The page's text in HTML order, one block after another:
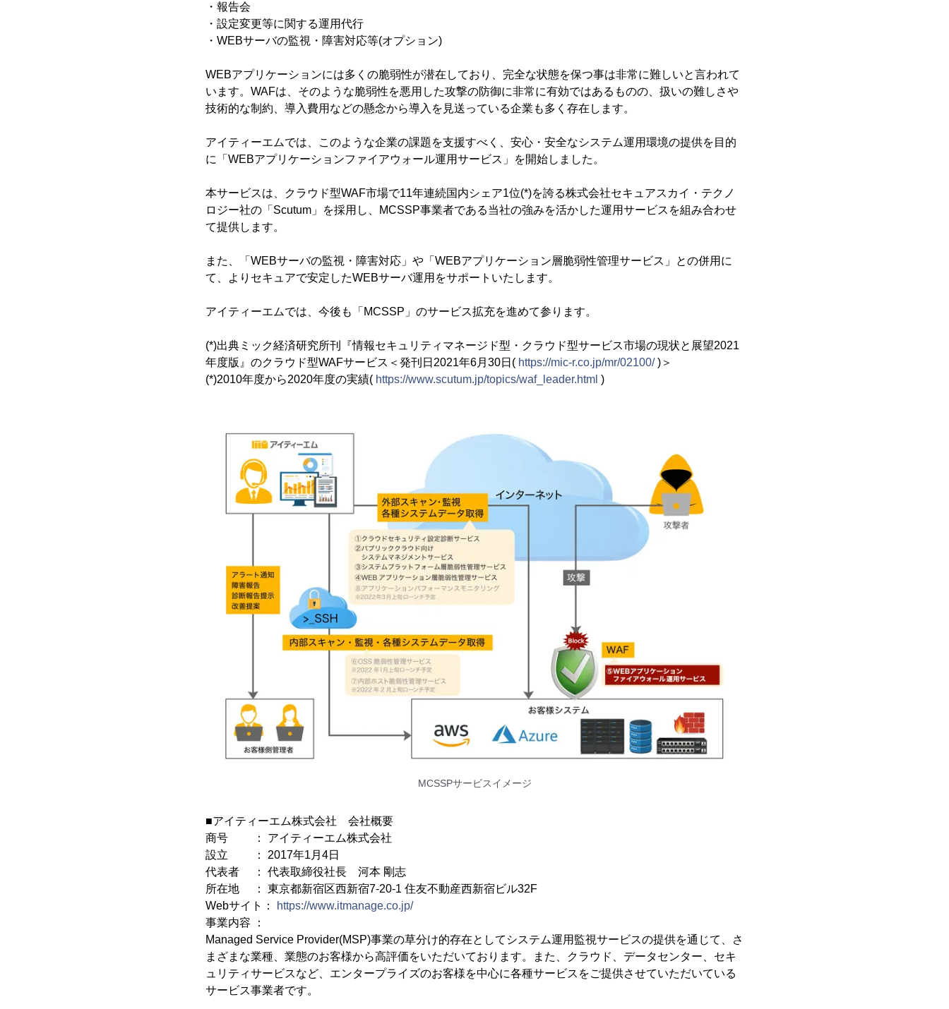
・報告会
・設定変更等に関する運用代行
・WEBサーバの監視・障害対応等(オプション)
WEBアプリケーションには多くの脆弱性が潜在しており、完全な状態を保つ事は非常に難しいと言われて
います。WAFは、そのような脆弱性を悪用した攻撃の防御に非常に有効ではあるものの、扱いの難しさや
技術的な制約、導入費用などの懸念から導入を見送っている企業も多く存在します。
アイティーエムでは、このような企業の課題を支援すべく、安心・安全なシステム運用環境の提供を目的
に「WEBアプリケーションファイアウォール運用サービス」を開始しました。
本サービスは、クラウド型WAF市場で11年連続国内シェア1位(*)を誇る株式会社セキュアスカイ・テクノ
ロジー社の「Scutum」を採用し、MCSSP事業者である当社の強みを活かした運用サービスを組み合わせ
て提供します。
また、「WEBサーバの監視・障害対応」や「WEBアプリケーション層脆弱性管理サービス」との併用に
て、よりセキュアで安定したWEBサーバ運用をサポートいたします。
アイティーエムでは、今後も「MCSSP」のサービス拡充を進めて参ります。
(*)出典ミック経済研究所刊『情報セキュリティマネージド型・クラウド型サービス市場の現状と展望2021
年度版』のクラウド型WAFサービス＜発刊日2021年6月30日( https://mic-r.co.jp/mr/02100/)＞
(*)2010年度から2020年度の実績( https://www.scutum.jp/topics/waf_leader.html )
MCSSPサービスイメージ
■アイティーエム株式会社 会社概要
商号 ： アイティーエム株式会社
設立 ： 2017年1月4日
代表者 ： 代表取締役社長 河本 剛志
所在地 ： 東京都新宿区西新宿7-20-1 住友不動産西新宿ビル32F
Webサイト：
https://www.itmanage.co.jp/
事業内容 ：
Managed Service Provider(MSP)事業の草分け的存在としてシステム運用監視サービスの提供を通じて、さ
まざまな業種、業態のお客様から高評価をいただいております。また、クラウド、データセンター、セキ
ュリティサービスなど、エンタープライズのお客様を中心に各種サービスをご提供させていただいている
サービス事業者です。